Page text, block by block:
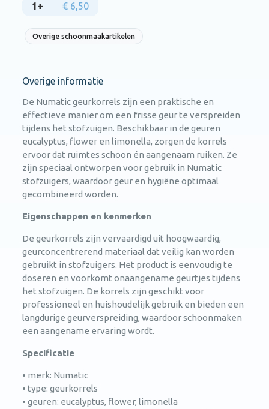
1+ € 6,50
Overige schoonmaakartikelen
Overige informatie
De Numatic geurkorrels zijn een praktische en
effectieve manier om een frisse geur te verspreiden
tijdens het stofzuigen. Beschikbaar in de geuren
eucalyptus, flower en limonella, zorgen de korrels
ervoor dat ruimtes schoon én aangenaam ruiken. Ze
zijn speciaal ontworpen voor gebruik in Numatic
stofzuigers, waardoor geur en hygiëne optimaal
gecombineerd worden.
Eigenschappen en kenmerken
De geurkorrels zijn vervaardigd uit hoogwaardig,
geurconcentrerend materiaal dat veilig kan worden
gebruikt in stofzuigers. Het product is eenvoudig te
doseren en voorkomt onaangename geurtjes tijdens
het stofzuigen. De korrels zijn geschikt voor
professioneel en huishoudelijk gebruik en bieden een
langdurige geurverspreiding, waardoor schoonmaken
een aangename ervaring wordt.
Specificatie
• merk: Numatic
• type: geurkorrels
• geuren: eucalyptus, flower, limonella